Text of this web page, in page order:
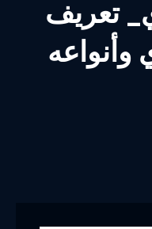
تعريف